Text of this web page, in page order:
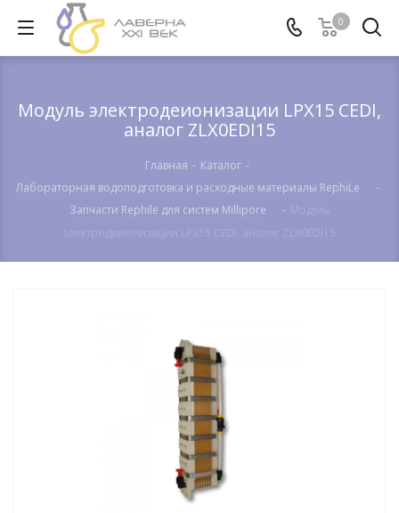
0
Модуль электродеионизации LPX15 CEDI,
аналог ZLX0EDI15
Главная - Каталог -
Лабораторная водоподготовка и расходные материалы RephiLe
-
Запчасти Rephile для систем Millipore
-